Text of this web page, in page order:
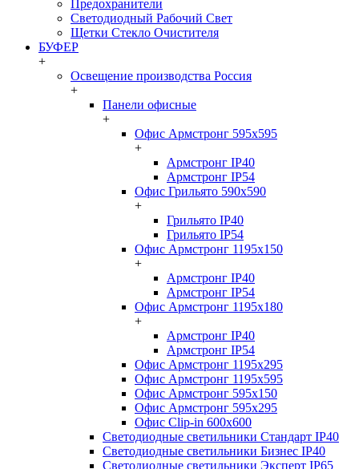
Предохранители
Светодиодный Рабочий Свет
Щетки Стекло Очистителя
БУФЕР
+
Освещение производства Россия
+
Панели офисные
+
Офис Армстронг 595x595
+
Армстронг IP40
Армстронг IP54
Офис Грильято 590x590
+
Грильято IP40
Грильято IP54
Офис Армстронг 1195x150
+
Армстронг IP40
Армстронг IP54
Офис Армстронг 1195x180
+
Армстронг IP40
Армстронг IP54
Офис Армстронг 1195x295
Офис Армстронг 1195x595
Офис Армстронг 595x150
Офис Армстронг 595x295
Офис Clip-in 600x600
Светодиодные светильники Стандарт IP40
Светодиодные светильники Бизнес IP40
Светодиодные светильники Эксперт IP65